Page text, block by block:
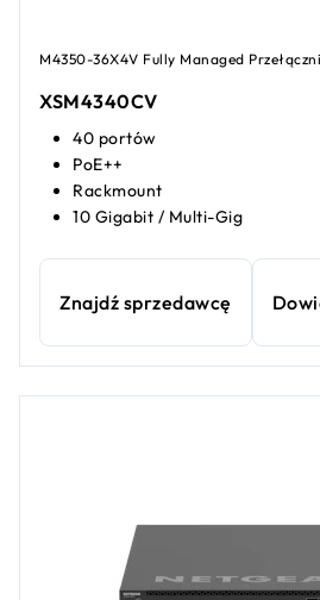
M4350-36X4V Fully Managed
XSM4340CV​​
40 portów
PoE++
Rackmount
10 Gigabit / Multi-Gig
Znajdź sprzedawcę